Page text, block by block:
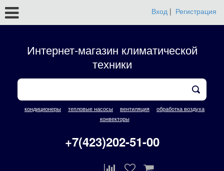
Вход | Регистрация
Интернет-магазин климатической
техники
кондиционеры тепловые насосы вентиляция
обработка воздуха
конвекторы
+7(423)202-51-00